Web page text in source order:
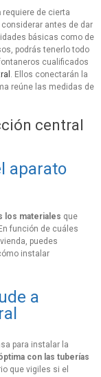
requiere de cierta
antes de dar
básicas como de
podrás tenerlo todo
cualificados
. Ellos conectarán la
reúne las medidas de
central
aparato
los materiales que
función de cuáles
puedes
instalar
a
para instalar la
con las tuberías
que vigiles si el